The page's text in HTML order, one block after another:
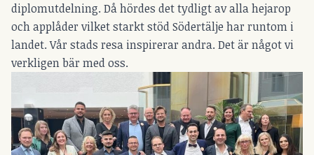
diplomutdelning. Då hördes det tydligt av alla hejarop
och applåder vilket starkt stöd Södertälje har runtom i
landet. Vår stads resa inspirerar andra. Det är något vi
verkligen bär med oss.